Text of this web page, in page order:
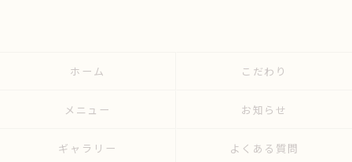
ホーム こだわり
メニュー お知らせ
ギャラリー よくある質問